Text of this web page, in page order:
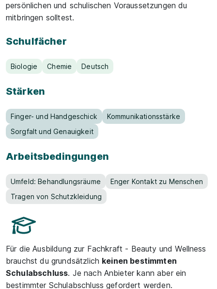
persönlichen und schulischen Voraussetzungen du
mitbringen solltest.
Schulfächer
Biologie Chemie Deutsch
Stärken
Finger- und Handgeschick
Kommunikationsstärke
Sorgfalt und Genauigkeit
Arbeitsbedingungen
Umfeld: Behandlungsräume
Enger Kontakt zu Menschen
Tragen von Schutzkleidung
Für die Ausbildung zur Fachkraft - Beauty und Wellness
brauchst du grundsätzlich keinen bestimmten
Schulabschluss. Je nach Anbieter kann aber ein
bestimmter Schulabschluss gefordert werden.